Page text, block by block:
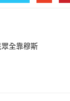
全靠穆斯